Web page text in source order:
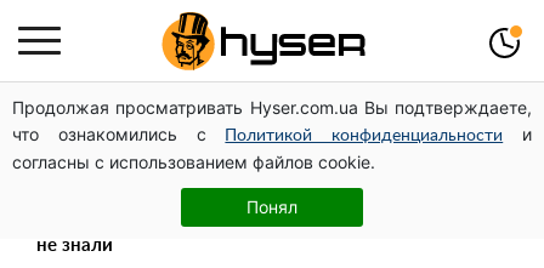
Продолжая просматривать Hyser.com.ua Вы подтверждаете,
что ознакомились с
Политикой конфиденциальности
и
согласны с использованием файлов cookie.
Понял
Дроны с наценкой: Александр Конотопский вывел
миллионы оборонного бюджета через фиктивную
фирму в Эстонии
Поэтому и выглядит так молодо: 5 простых и
любимых блюд Аллы Пугачевой, о которых вы точно
не знали